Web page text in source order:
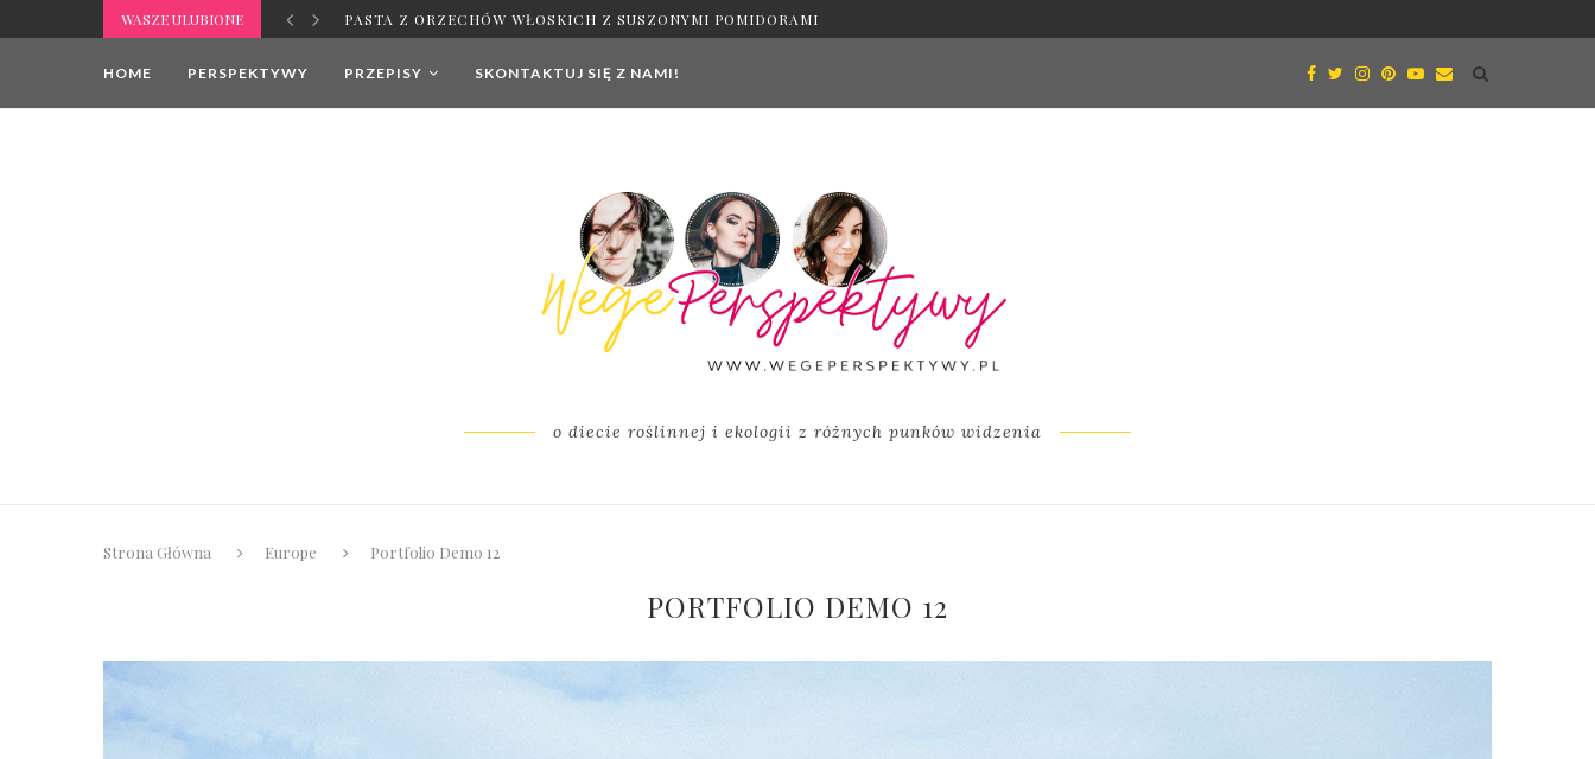
WASZE ULUBIONE PASTA Z ORZECHÓW WŁOSKICH Z SUSZONYMI POMIDORAMI
HOME PERSPEKTYWY PRZEPISY SKONTAKTUJ SIĘ Z NAMI!
o diecie roślinnej i ekologii z różnych punków widzenia
Strona Główna Europe Portfolio Demo 12
PORTFOLIO DEMO 12